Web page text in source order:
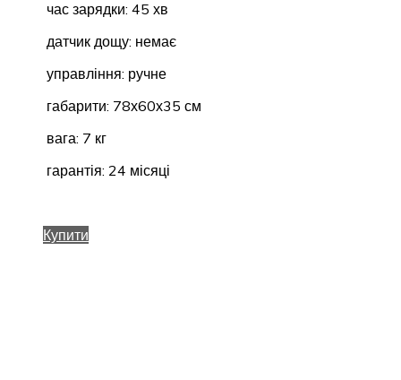
час зарядки: 45 хв
датчик дощу: немає
управління: ручне
габарити: 78х60х35 см
вага: 7 кг
гарантія: 24 місяці
Купити